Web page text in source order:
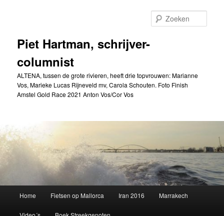
inhoud
inhoudPiet Hartman, schrijver-
columnist
ALTENA, tussen de grote rivieren, heeft drie topvrouwen: Marianne
Vos, Marieke Lucas Rijneveld mv, Carola Schouten. Foto Finish
Amstel Gold Race 2021 Anton Vos/Cor Vos
Home Fietsen op Mallorca Iran 2016 Marrakech